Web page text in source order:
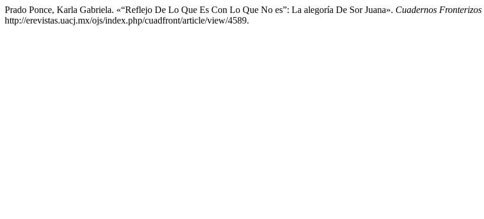
Prado Ponce, Karla Gabriela. «“Reflejo De Lo Que Es Con Lo Que No es”: La alegoría De Sor Juana». Cuadernos Fronterizos
http://erevistas.uacj.mx/ojs/index.php/cuadfront/article/view/4589.